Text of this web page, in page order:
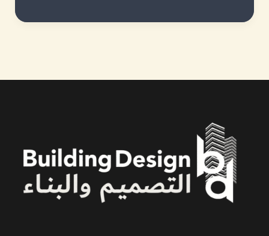
في
تنفيذ
والملاحق
باحترافية
وجودة
عالية